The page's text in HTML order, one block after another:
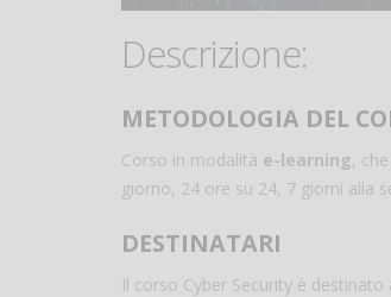
Descrizione:
METODOLOGIA DEL
Corso in modalità e-learning,
giorno, 24 ore su 24, 7 giorni alla
DESTINATARI
Il corso Cyber Security è